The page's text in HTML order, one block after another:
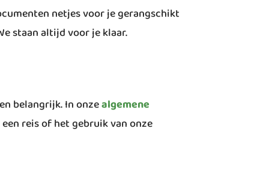
netjes voor je gerangschikt
staan altijd voor je klaar.
belangrijk. In onzealgemene
reis of het gebruik van onze